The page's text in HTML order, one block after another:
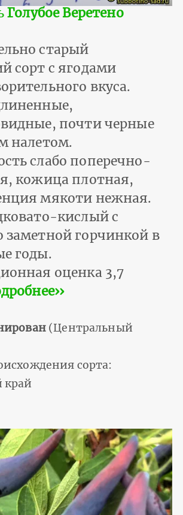
Голубое Веретено
старый
сорт с ягодами
вкуса.
почти черные
налетом.
слабо поперечно-
кожица плотная,
мякоти нежная.
кислый с
заметной горчинкой в
годы.
оценка 3,7
(Центральный
сорта:
край